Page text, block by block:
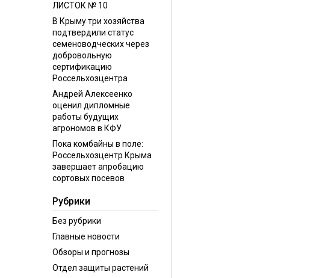
ЛИСТОК № 10
В Крыму три хозяйства
подтвердили статус
семеноводческих через
добровольную
сертификацию
Россельхозцентра
Андрей Алексеенко
оценил дипломные
работы будущих
агрономов в КФУ
Пока комбайны в поле:
Россельхозцентр Крыма
завершает апробацию
сортовых посевов
Рубрики
Без рубрики
Главные новости
Обзоры и прогнозы
Отдел защиты растений